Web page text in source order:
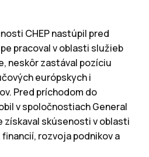
CHEP nastúpil pred
pracoval v oblasti služieb
neskôr zastával pozíciu
európskych i
Pred príchodom do
v spoločnostiach General
získaval skúsenosti v oblasti
rozvoja podnikov a